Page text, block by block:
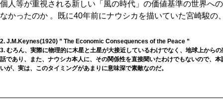
個人等が重視される新しい「風の時代」の価値基準の世界へ
なかったのか 。既に40年前にナウシカを描いていた宮崎駿の
2. J.M.Keynes(1920) ” The Economic Consequences of the Peace ”
3. むろん、実際に物理的に木星と土星が大接近しているわけでなく、地球上から
話であり、また、ナウシカ本人に、その関係性を直接聞いたわけでもないので、
いが、実は、このタイミングがあまりに意味深で素敵なのだ。